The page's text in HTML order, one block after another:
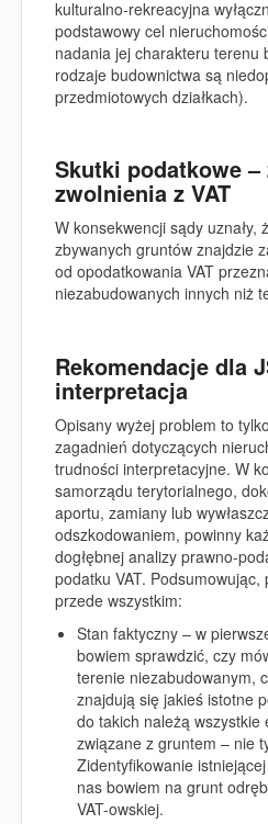
kulturalno-rekreacyjna
podstawowy cel
nadania jej charakteru terenu
rodzaje budownictwa są
przedmiotowych działkach).
Skutki podatkowe
zwolnienia z VAT
W konsekwencji sądy uznały,
zbywanych gruntów znajdzie
od opodatkowania VAT
niezabudowanych innych niż
Rekomendacje dla
interpretacja
Opisany wyżej problem to
zagadnień dotyczących
trudności interpretacyjne. W
samorządu terytorialnego,
aportu, zamiany lub
odszkodowaniem, powinny
dogłębnej analizy prawno-
podatku VAT.
przede wszystkim:
Stan faktyczny – w
bowiem sprawdzić, czy
terenie niezabudowanym,
znajdują się jakieś istotne
do takich należą wszystkie
związane z gruntem – nie
Zidentyfikowanie
nas bowiem na grunt
VAT-owskiej.